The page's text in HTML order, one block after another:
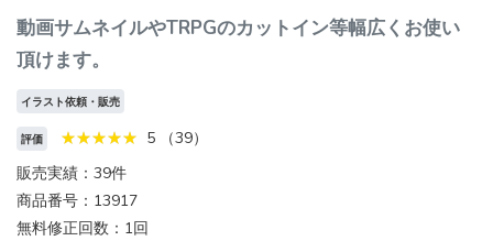
動画サムネイルやTRPGのカットイン等幅広くお使い
頂けます。
イラスト依頼・販売
評価
5 （39）
販売実績：39件
商品番号：13917
無料修正回数：1回